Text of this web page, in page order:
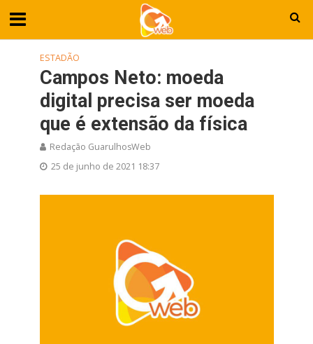
ESTADÃO
Campos Neto: moeda
digital precisa ser moeda
que é extensão da física
Redação GuarulhosWeb
25 de junho de 2021 18:37